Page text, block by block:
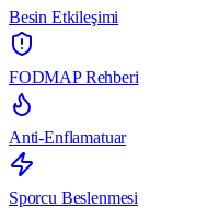
Besin Etkileşimi
FODMAP Rehberi
Anti-Enflamatuar
Sporcu Beslenmesi